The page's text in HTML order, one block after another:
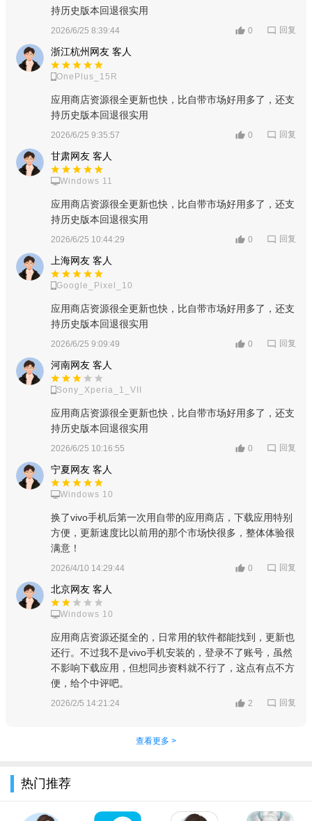
3、如果出现这种问题可以直接在我的这里点击客服；
4、然后通过和客服确认沟通解决问题。
持历史版本回退很实用
2026/6/25 8:39:44 0 回复
浙江杭州网友 客人
OnePlus_15R
应用商店资源很全更新也快，比自带市场好用多了，还支
持历史版本回退很实用
2026/6/25 9:35:57 0 回复
甘肃网友 客人
Windows 11
应用商店资源很全更新也快，比自带市场好用多了，还支
持历史版本回退很实用
2026/6/25 10:44:29 0 回复
上海网友 客人
Google_Pixel_10
应用商店资源很全更新也快，比自带市场好用多了，还支
持历史版本回退很实用
2026/6/25 9:09:49 0 回复
河南网友 客人
Sony_Xperia_1_VII
应用商店资源很全更新也快，比自带市场好用多了，还支
持历史版本回退很实用
2026/6/25 10:16:55 0 回复
宁夏网友 客人
Windows 10
换了vivo手机后第一次用自带的应用商店，下载应用特别
方便，更新速度比以前用的那个市场快很多，整体体验很
满意！
2026/4/10 14:29:44 0 回复
北京网友 客人
Windows 10
应用商店资源还挺全的，日常用的软件都能找到，更新也
还行。不过我不是vivo手机安装的，登录不了账号，虽然
不影响下载应用，但想同步资料就不行了，这点有点不方
便，给个中评吧。
2026/2/5 14:21:24 2 回复
查看更多 >
热门推荐